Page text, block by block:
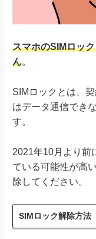
Xiaomi
スマホのSIMロッ
ん。
SIMロックとは、
はデータ通信でき
す。
2021年10月より前
ている可能性が高
除してください。
SIMロック解除方法